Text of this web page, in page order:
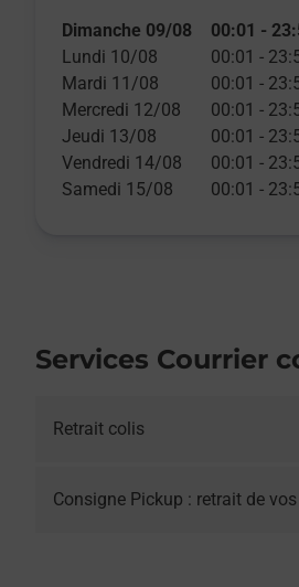
Dimanche 09/08 00:01 -
Lundi 10/08
00:01 -
Mardi 11/08
00:01 -
Mercredi 12/08
00:01 -
Jeudi 13/08
00:01 -
Vendredi 14/08
00:01 -
Samedi 15/08
00:01 -
Services Courrier
Retrait colis
Consigne Pickup : retrait de